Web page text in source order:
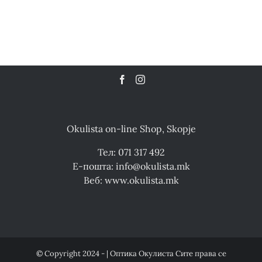
Okulista on-line Shop, Skopje
Тел: 071 317 492
Е-пошта: info@okulista.mk
Веб: www.okulista.mk
© Copyright 2024 - | Оптика Окулиста Сите права се